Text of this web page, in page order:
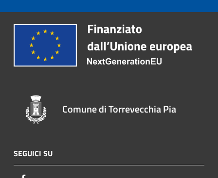
Comune di Torrevecchia Pia
SEGUICI SU